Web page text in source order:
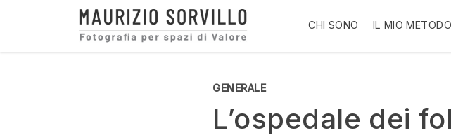
CHI SONO IL MIO METODO
GENERALE
L’ospedale dei